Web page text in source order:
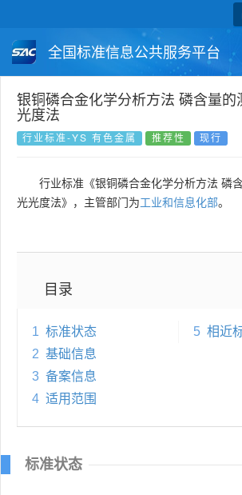
全国标准信息公共服务平台
国家标准 行业标准
团体标准 企业标准
国外标准 技术委员会
银铜磷合金化学分析方法 磷含量的
光度法
行业标准-YS 有色金属 推荐性 现行
行业标准《银铜磷合金化学分析方法 磷
光光度法》，主管部门为工业和信息化部。
目录
1 标准状态
2 基础信息
3 备案信息
4 适用范围
5 相近
标准状态